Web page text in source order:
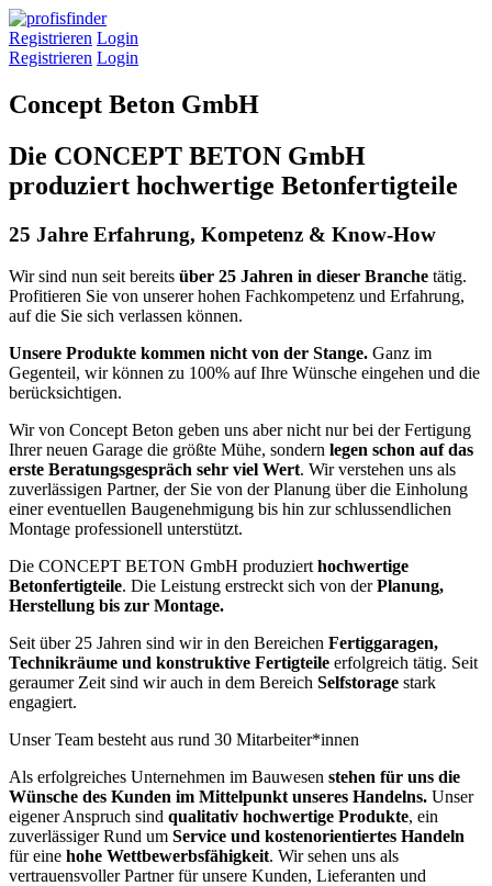
Registrieren Login
Registrieren Login
Concept Beton GmbH
Die CONCEPT BETON GmbH
produziert hochwertige Betonfertigteile
25 Jahre Erfahrung, Kompetenz & Know-How
Wir sind nun seit bereits über 25 Jahren in dieser Branche tätig.
Profitieren Sie von unserer hohen Fachkompetenz und Erfahrung,
auf die Sie sich verlassen können.
Unsere Produkte kommen nicht von der Stange. Ganz im
Gegenteil, wir können zu 100% auf Ihre Wünsche eingehen und die
berücksichtigen.
Wir von Concept Beton geben uns aber nicht nur bei der Fertigung
Ihrer neuen Garage die größte Mühe, sondern legen schon auf das
erste Beratungsgespräch sehr viel Wert. Wir verstehen uns als
zuverlässigen Partner, der Sie von der Planung über die Einholung
einer eventuellen Baugenehmigung bis hin zur schlussendlichen
Montage professionell unterstützt.
Die CONCEPT BETON GmbH produzierthochwertige
Betonfertigteile. Die Leistung erstreckt sich von derPlanung,
Herstellung bis zur Montage.
Seit über 25 Jahren sind wir in den Bereichen Fertiggaragen,
Technikräume und konstruktive Fertigteile erfolgreich tätig. Seit
geraumer Zeit sind wir auch in dem Bereich Selfstorage stark
engagiert.
Unser Team besteht aus rund 30 Mitarbeiter*innen
Als erfolgreiches Unternehmen im Bauwesen stehen für uns die
Wünsche des Kunden im Mittelpunkt unseres Handelns. Unser
eigener Anspruch sind qualitativ hochwertige Produkte, ein
zuverlässiger Rund um Service und kostenorientiertes Handeln
für eine hohe Wettbewerbsfähigkeit. Wir sehen uns als
vertrauensvoller Partner für unsere Kunden, Lieferanten und